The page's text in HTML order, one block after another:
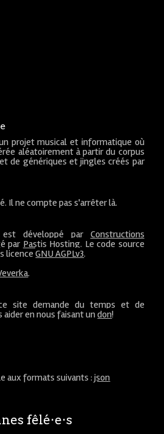
projet musical et informatique où
aléatoirement à partir du corpus
de génériques et jingles créés par
Il ne compte pas s'arrêter là.
est développé par Constructions
par Pastis Hosting. Le code source
licenceGNU AGPLv3.
.
site demande du temps et de
aider en nous faisant undon!
aux formats suivants :json
fêlé⋅e⋅s